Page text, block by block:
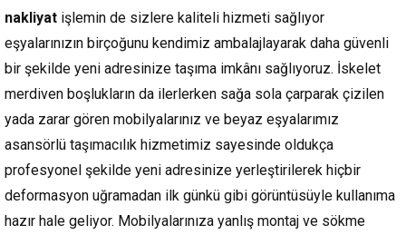
nakliyat işlemin de sizlere kaliteli hizmeti sağlıyor
eşyalarınızın birçoğunu kendimiz ambalajlayarak daha güvenli
bir şekilde yeni adresinize taşıma imkânı sağlıyoruz. İskelet
merdiven boşlukların da ilerlerken sağa sola çarparak çizilen
yada zarar gören mobilyalarınız ve beyaz eşyalarımız
asansörlü taşımacılık hizmetimiz sayesinde oldukça
profesyonel şekilde yeni adresinize yerleştirilerek hiçbir
deformasyon uğramadan ilk günkü gibi görüntüsüyle kullanıma
hazır hale geliyor. Mobilyalarınıza yanlış montaj ve sökme